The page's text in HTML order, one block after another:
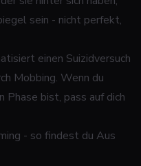
sein - nicht perfekt,
einen Suizidversuch
Mobbing. Wenn du
Phase bist, pass auf dich
- so findest du Aus